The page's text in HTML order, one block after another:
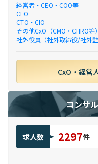
経営者・CEO・COO等
CFO
CTO・CIO
その他CxO（CMO・CHRO等）
社外役員（社外取締役/社外監
CxO・経営
コンサ
求人数 2297件